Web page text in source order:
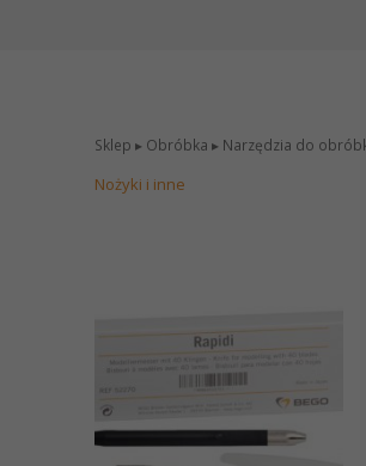
Sklep ▸ Obróbka ▸ Narzędzia do
Nożyki i inne